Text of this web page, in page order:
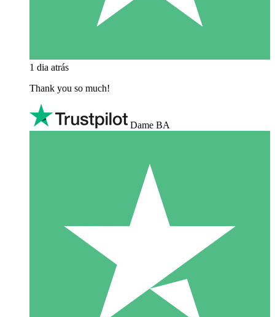
1 dia atrás
Thank you so much!
Dame BA